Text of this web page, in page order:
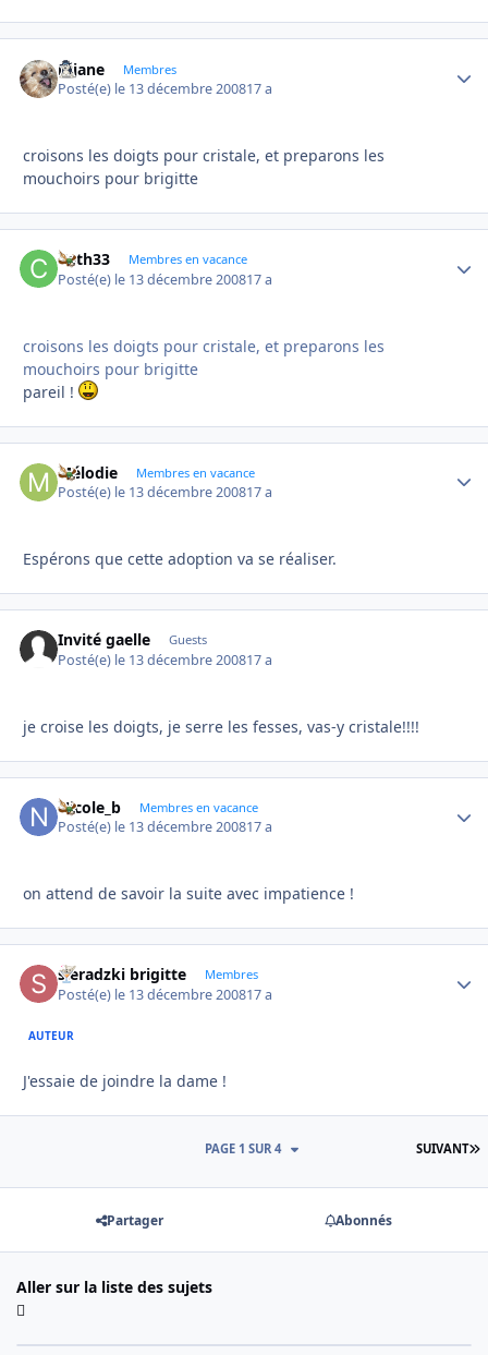
réjane Membres
Posté(e) le 13 décembre 200817 a
croisons les doigts pour cristale, et preparons les
mouchoirs pour brigitte
Cath33 Membres en vacance
Posté(e) le 13 décembre 200817 a
croisons les doigts pour cristale, et preparons les
mouchoirs pour brigitte
pareil !
Mélodie Membres en vacance
Posté(e) le 13 décembre 200817 a
Espérons que cette adoption va se réaliser.
Invité gaelle Guests
Posté(e) le 13 décembre 200817 a
je croise les doigts, je serre les fesses, vas-y cristale!!!!
Nicole_b Membres en vacance
Posté(e) le 13 décembre 200817 a
on attend de savoir la suite avec impatience !
sieradzki brigitte Membres
Posté(e) le 13 décembre 200817 a
AUTEUR
J'essaie de joindre la dame !
SUIVANT
PAGE 1 SUR 4
Partager Abonnés
Aller sur la liste des sujets